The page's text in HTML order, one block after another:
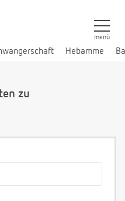
Hebamme
menü
zu